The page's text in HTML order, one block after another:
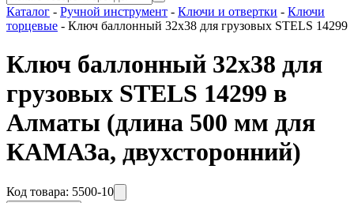
Каталог - Ручной инструмент - Ключи и отвертки - Ключи
торцевые - Ключ баллонный 32x38 для грузовых STELS 14299
Ключ баллонный 32x38 для
грузовых STELS 14299 в
Алматы (длина 500 мм для
КАМАЗа, двухсторонний)
Код товара: 5500-10